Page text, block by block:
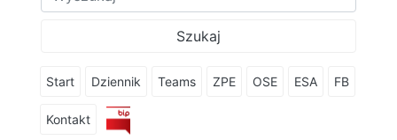
Szukaj
Start Dziennik Teams ZPE OSE ESA FB
Kontakt